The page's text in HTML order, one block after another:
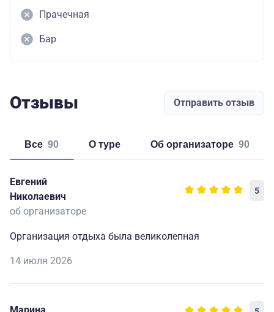
Прачечная
Бар
Отзывы Отправить отзыв
Все 90 о туре об организаторе 90
Евгений
Николаевич
5
об организаторе
Организация отдыха была великолепная
14 июля 2026